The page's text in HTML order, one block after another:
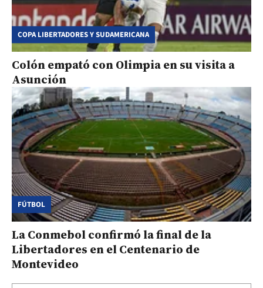
COPA LIBERTADORES Y SUDAMERICANA
Colón empató con Olimpia en su visita a
Asunción
FÚTBOL
La Conmebol confirmó la final de la
Libertadores en el Centenario de
Montevideo